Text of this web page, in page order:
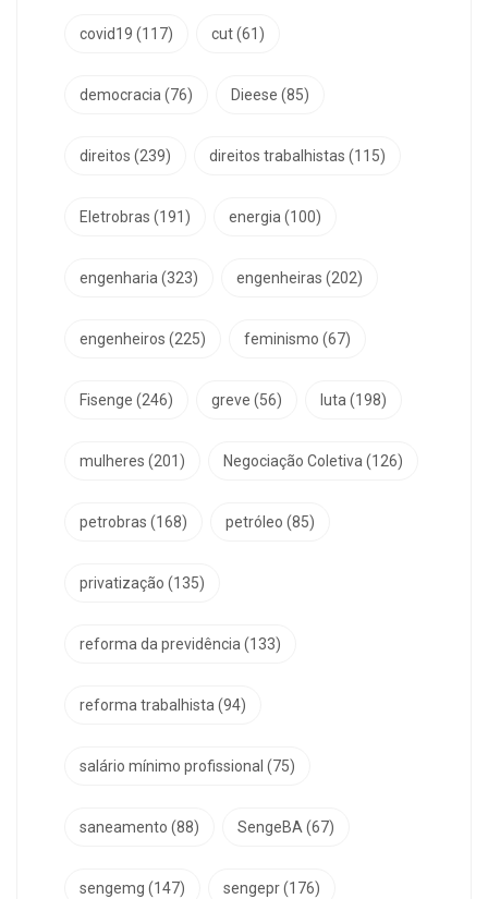
covid19 (117) cut(61)
democracia(76) Dieese (85)
direitos (239) direitos trabalhistas (115)
Eletrobras (191) energia(100)
engenharia(323) engenheiras (202)
engenheiros (225) feminismo (67)
Fisenge (246) greve (56) luta(198)
mulheres (201) Negociação Coletiva(126)
petrobras (168) petróleo (85)
privatização (135)
reforma da previdência(133)
reforma trabalhista(94)
salário mínimo profissional (75)
saneamento (88) SengeBA(67)
sengemg (147) sengepr(176)